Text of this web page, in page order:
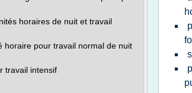
horaires de nuit et travail
horaire pour travail normal de nuit
travail intensif